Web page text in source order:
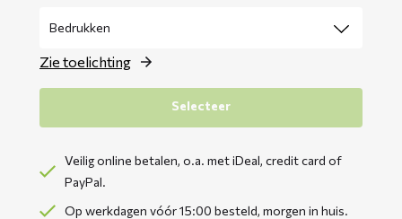
Zie toelichting
Selecteer
Veilig online betalen, o.a. met iDeal, credit card of
PayPal.
Op werkdagen vóór 15:00 besteld, morgen in huis.